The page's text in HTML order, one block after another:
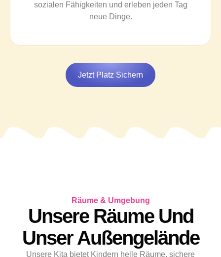
sozialen Fähigkeiten und erleben jeden Tag
neue Dinge.
Jetzt Platz Sichern
Räume & Umgebung
Unsere Räume Und
Unser Außengelände
Unsere Kita bietet Kindern helle Räume, sichere